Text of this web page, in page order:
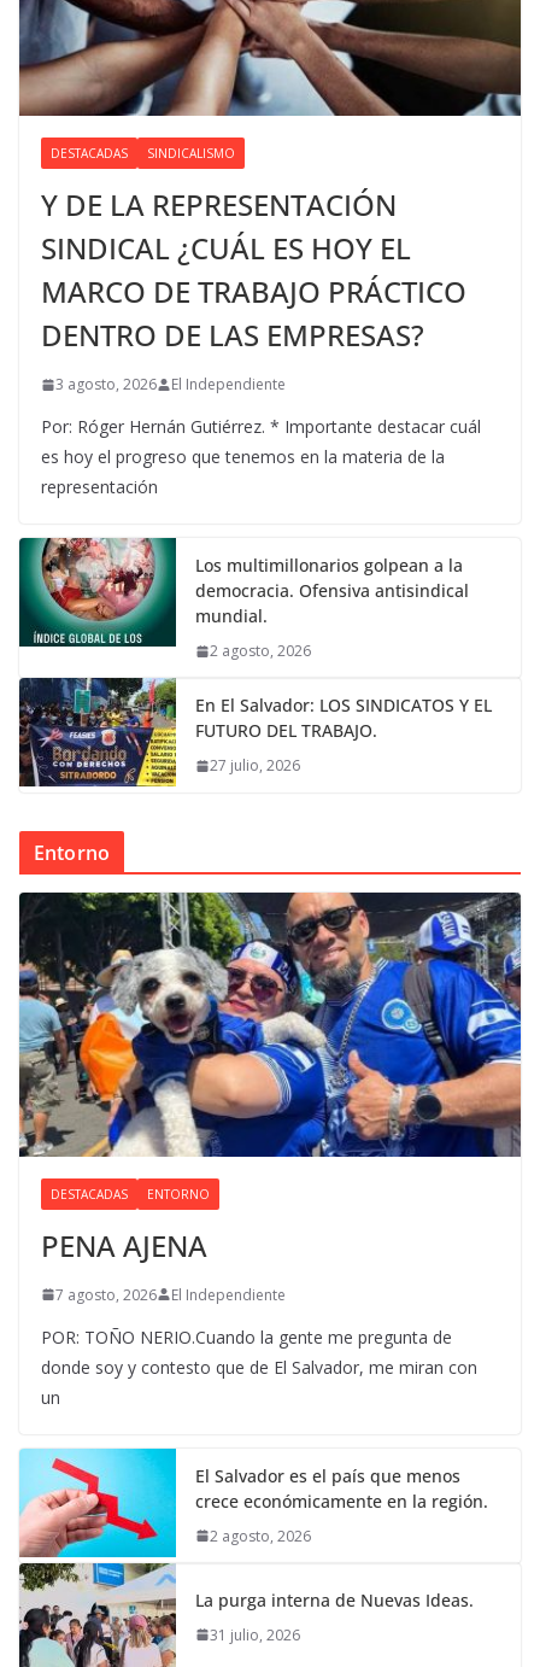
DESTACADAS SINDICALISMO
Y DE LA REPRESENTACIÓN
SINDICAL ¿CUÁL ES HOY EL
MARCO DE TRABAJO PRÁCTICO
DENTRO DE LAS EMPRESAS?
3 agosto, 2026 El Independiente
Por: Róger Hernán Gutiérrez. * Importante destacar cuál
es hoy el progreso que tenemos en la materia de la
representación
Los multimillonarios golpean a la
democracia. Ofensiva antisindical
mundial.
2 agosto, 2026
En El Salvador: LOS SINDICATOS Y EL
FUTURO DEL TRABAJO.
27 julio, 2026
Entorno
DESTACADAS ENTORNO
PENA AJENA
7 agosto, 2026 El Independiente
POR: TOÑO NERIO.Cuando la gente me pregunta de
donde soy y contesto que de El Salvador, me miran con
un
El Salvador es el país que menos
crece económicamente en la región.
2 agosto, 2026
La purga interna de Nuevas Ideas.
31 julio, 2026